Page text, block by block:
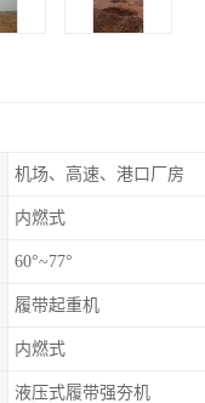
机场、高速、港口厂房
内燃式
60°~77°
履带起重机
内燃式
液压式履带强夯机